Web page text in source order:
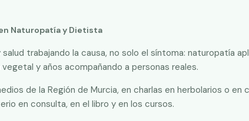
Naturopatía y Dietista
trabajando la causa, no solo el síntoma: naturopatía
y años acompañando a personas reales.
de la Región de Murcia, en charlas en herbolarios o en
en consulta, en el libro y en los cursos.